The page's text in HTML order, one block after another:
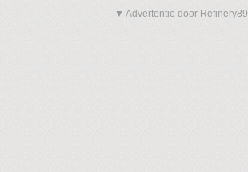
▼ Advertentie door Refinery89